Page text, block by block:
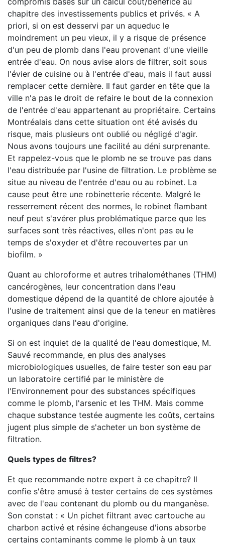
chapitre des investissements publics et privés. « A
priori, si on est desservi par un aqueduc le
moindrement un peu vieux, il y a risque de présence
d'un peu de plomb dans l'eau provenant d'une vieille
entrée d'eau. On nous avise alors de filtrer, soit sous
l'évier de cuisine ou à l'entrée d'eau, mais il faut aussi
remplacer cette dernière. Il faut garder en tête que la
ville n'a pas le droit de refaire le bout de la connexion
de l'entrée d'eau appartenant au propriétaire. Certains
Montréalais dans cette situation ont été avisés du
risque, mais plusieurs ont oublié ou négligé d'agir.
Nous avons toujours une facilité au déni surprenante.
Et rappelez-vous que le plomb ne se trouve pas dans
l'eau distribuée par l'usine de filtration. Le problème se
situe au niveau de l'entrée d'eau ou au robinet. La
cause peut être une robinetterie récente. Malgré le
resserrement récent des normes, le robinet flambant
neuf peut s'avérer plus problématique parce que les
surfaces sont très réactives, elles n'ont pas eu le
temps de s'oxyder et d'être recouvertes par un
biofilm. »
Quant au chloroforme et autres trihalométhanes (THM)
cancérogènes, leur concentration dans l'eau
domestique dépend de la quantité de chlore ajoutée à
l'usine de traitement ainsi que de la teneur en matières
organiques dans l'eau d'origine.
Si on est inquiet de la qualité de l'eau domestique, M.
Sauvé recommande, en plus des analyses
microbiologiques usuelles, de faire tester son eau par
un laboratoire certifié par le ministère de
l'Environnement pour des substances spécifiques
comme le plomb, l'arsenic et les THM. Mais comme
chaque substance testée augmente les coûts, certains
jugent plus simple de s'acheter un bon système de
filtration.
Quels types de filtres?
Et que recommande notre expert à ce chapitre? Il
confie s'être amusé à tester certains de ces systèmes
avec de l'eau contenant du plomb ou du manganèse.
Son constat : « Un pichet filtrant avec cartouche au
charbon activé et résine échangeuse d'ions absorbe
certains contaminants comme le plomb à un taux